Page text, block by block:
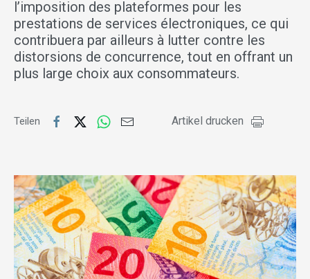
l’imposition des plateformes pour les
prestations de services électroniques, ce qui
contribuera par ailleurs à lutter contre les
distorsions de concurrence, tout en offrant un
plus large choix aux consommateurs.
Teilen Artikel drucken